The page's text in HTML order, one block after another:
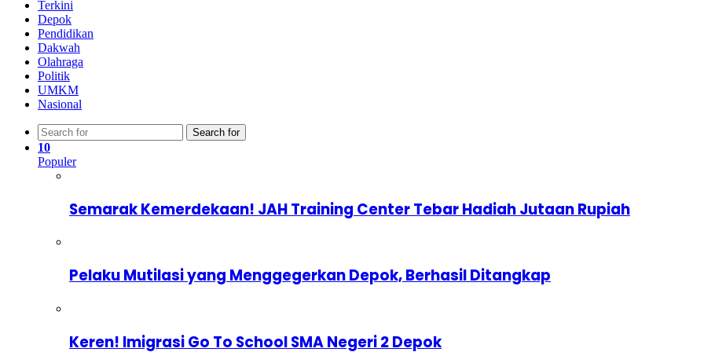
Terkini
Depok
Pendidikan
Dakwah
Olahraga
Politik
UMKM
Nasional
Search for
10
Populer
Semarak Kemerdekaan! JAH Training Center Tebar Hadiah Jutaan Rupiah
Pelaku Mutilasi yang Menggegerkan Depok, Berhasil Ditangkap
Keren! Imigrasi Go To School SMA Negeri 2 Depok